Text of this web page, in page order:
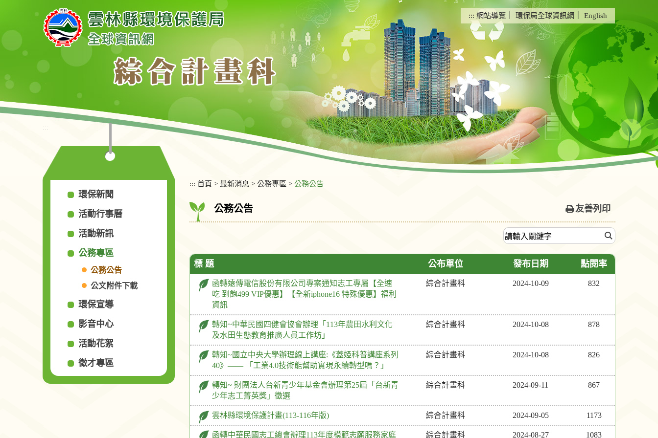
要
內
塊
::: 網站導覽 環保局全球資訊網 English
:::
環保新聞
活動行事曆
活動新訊
公務專區
公務公告
公文附件下載
環保宣導
影音中心
活動花絮
徵才專區
::: 首頁 > 最新消息 > 公務專區 > 公務公告
公務公告 友善列印
標 題 公布單位 發布日期 點閱率
函轉遠傳電信股份有限公司專案通知志工專屬【全速
吃 到飽499 VIP優惠】【全新iphone16 特殊優惠】福利
資訊
綜合計畫科 2024-10-09 832
轉知~中華民國四健會協會辦理「113年農田水利文化
及水田生態教育推廣人員工作坊」
綜合計畫科 2024-10-08 878
轉知~國立中央大學辦理線上講座:《蓋婭科普講座系列
40》—— 「工業4.0技術能幫助實現永續轉型嗎？」
綜合計畫科 2024-10-08 826
轉知~ 財團法人台新青少年基金會辦理第25屆「台新青
少年志工菁英獎」徵選
綜合計畫科 2024-09-11 867
雲林縣環境保護計畫(113-116年版) 綜合計畫科 2024-09-05 1173
函轉中華民國志工總會辦理113年度模範志願服務家庭 綜合計畫科 2024-08-27 1083